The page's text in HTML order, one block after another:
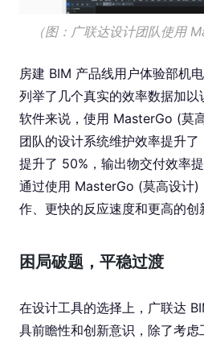
（图：广联达设计团队使用
房建 BIM 产品线用户体验部机
列举了几个真实的效率数据加
软件来说，使用 MasterGo (莫
团队的设计系统维护效率提升
提升了 50%，输出物交付效率
通过使用 MasterGo (莫高设计)
作、更快的反应速度和更高的创
困局破题，平稳过渡
在设计工具的选择上，广联达
具前瞻性和创新意识，除了考